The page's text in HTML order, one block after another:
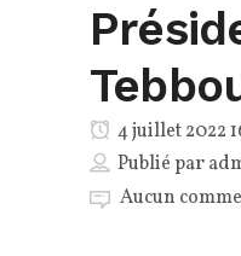
4 juillet 2022
Publié par
Aucun